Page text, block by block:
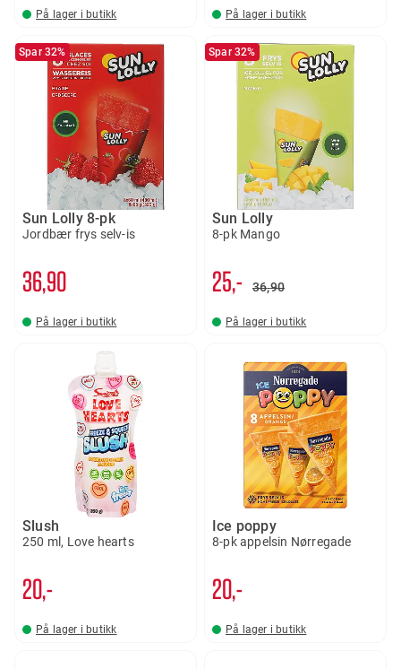
På lager i butikk På lager i butikk
Spar 32%
Sun Lolly 8-pk
Jordbær frys selv-is
3690
På lager i butikk
Spar 32%
Sun Lolly
8-pk Mango
25,- 36 90
På lager i butikk
Slush
250 ml, Love hearts
20,-
På lager i butikk
Ice poppy
8-pk appelsin Nørregade
20,-
På lager i butikk